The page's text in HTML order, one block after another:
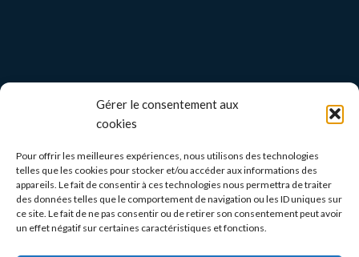
Gérer le consentement aux
cookies
Pour offrir les meilleures expériences, nous utilisons des technologies
telles que les cookies pour stocker et/ou accéder aux informations des
appareils. Le fait de consentir à ces technologies nous permettra de traiter
des données telles que le comportement de navigation ou les ID uniques sur
ce site. Le fait de ne pas consentir ou de retirer son consentement peut avoir
un effet négatif sur certaines caractéristiques et fonctions.